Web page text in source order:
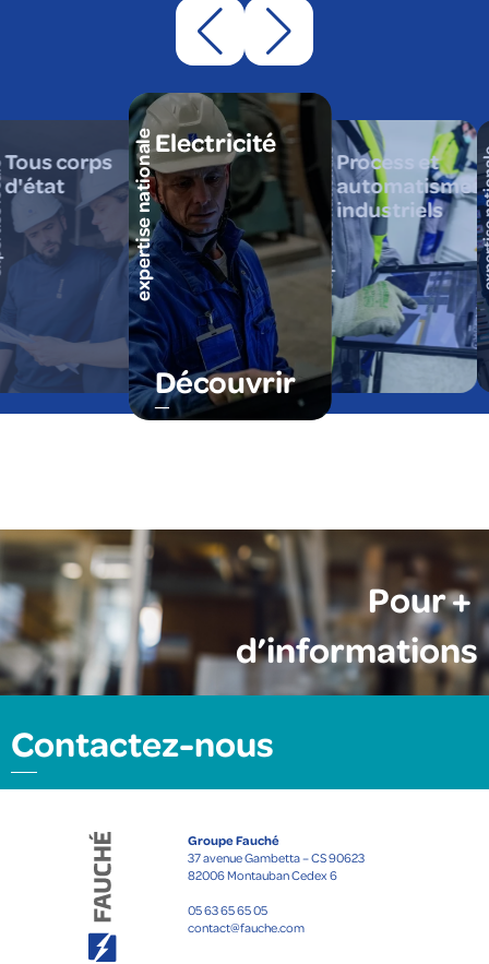
Tous corps
d'état
Electricité
Découvrir
expertise nationale
Process et
automatismes
industriels
expertise nationale
Pour +
d’informations
Contactez-nous
Groupe Fauché
37 avenue Gambetta – CS 90623
82006 Montauban Cedex 6
05 63 65 65 05
contact@fauche.com